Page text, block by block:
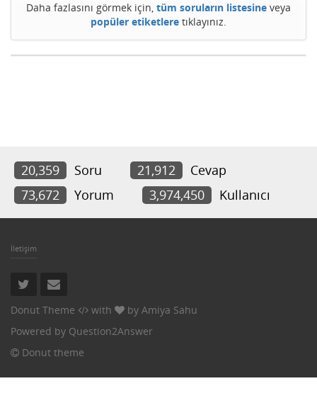
Daha fazlasını görmek için, tüm soruların listesine veya
popüler etiketlere tıklayınız.
20,359 Soru 21,912
Cevap
73,672
Yorum 3,974,450 Kullanıcı
İletişim
Donut Theme with by Amiya Sahu
Powered by Question2Answer
Donut theme